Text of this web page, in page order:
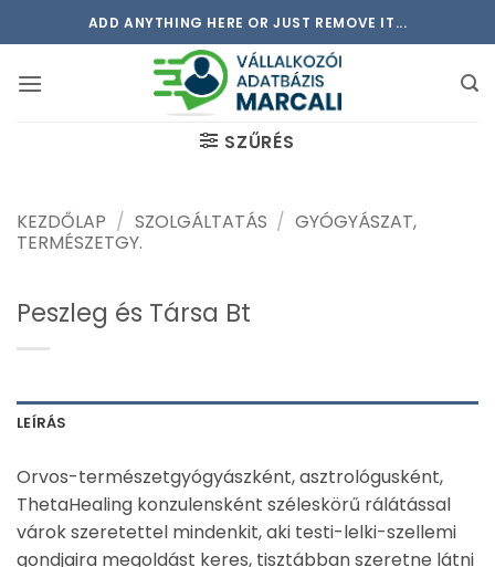
to
ADD ANYTHING HERE OR JUST REMOVE IT...
SZŰRÉS
KEZDŐLAP / SZOLGÁLTATÁS / GYÓGYÁSZAT,
TERMÉSZETGY.
Peszleg és Társa Bt
LEÍRÁS
Orvos-természetgyógyászként, asztrológusként,
ThetaHealing konzulensként széleskörű rálátással
várok szeretettel mindenkit, aki testi-lelki-szellemi
gondjaira megoldást keres, tisztábban szeretne látni